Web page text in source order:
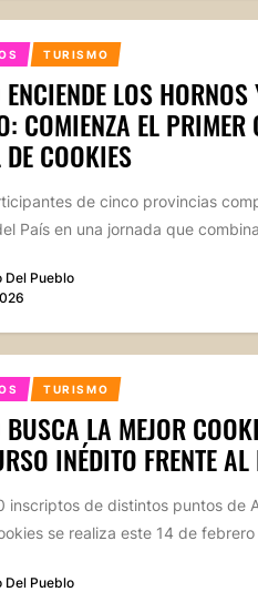
TURISMO
LOS HORNOS
COMIENZA EL PRIMER
COOKIES
de cinco provincias
País en una jornada que
Del Pueblo
TURISMO
LA MEJOR
INÉDITO FRENTE
inscriptos de distintos puntos de
se realiza este 14 de
Del Pueblo